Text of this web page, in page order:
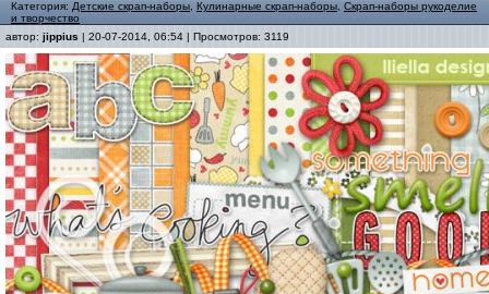
Категория: Детские скрап-наборы Кулинарные скрап-наборы Скрап-наборы рукоделие
и творчество
автор: jippius | 20-07-2014, 06:54 | Просмотров: 3119